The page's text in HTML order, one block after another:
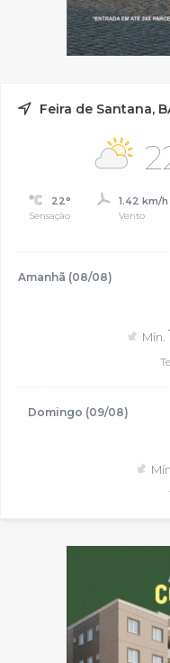
Feira de Santana,
22°
Sensação
1.42 km/h
Vento
Amanhã (08/08)
Mín.
Domingo (09/08)